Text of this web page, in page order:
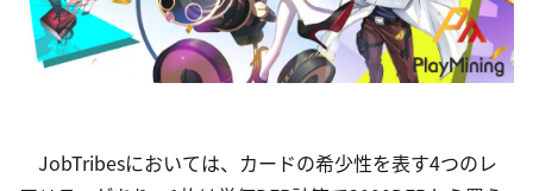
JobTribesにおいては、カードの希少性を表す4つのレ